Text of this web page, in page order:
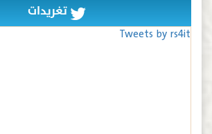
تغريدات
Tweets by rs4it